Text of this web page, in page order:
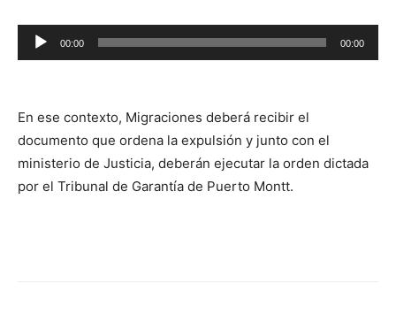
Reproductor
de
00:00 00:00
En ese contexto, Migraciones deberá recibir el
documento que ordena la expulsión y junto con el
ministerio de Justicia, deberán ejecutar la orden dictada
por el Tribunal de Garantía de Puerto Montt.